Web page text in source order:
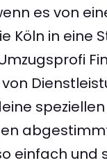
es von
Köln in eine
speziellen
einfach und